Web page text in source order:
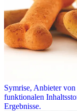
Symrise, Anbieter
funktionalen
Ergebnisse.